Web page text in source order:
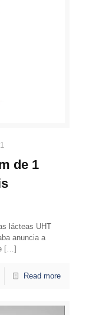
de 1
lácteas UHT
anuncia a
[…]
Read more